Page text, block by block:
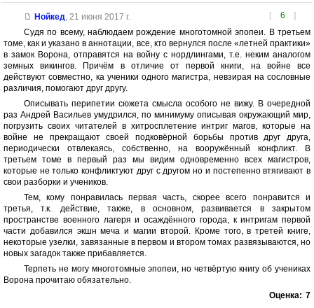
[ 6 ]
Нойкед 21 июня 2017 г.
Судя по всему, наблюдаем рождение многотомной эпопеи. В третьем
томе, как и указано в аннотации, все, кто вернулся после «летней практики»
в замок Ворона, отправятся на войну с нордлингами, т.е. неким аналогом
земных викингов. Причём в отличие от первой книги, на войне все
действуют совместно, ка ученики одного магистра, невзирая на сословные
различия, помогают друг другу.
Описывать перипетии сюжета смысла особого не вижу. В очередной
раз Андрей Васильев умудрился, по минимуму описывая окружающий мир,
погрузить своих читателей в хитросплетение интриг магов, которые на
войне не прекращают своей подковёрной борьбы против друг друга,
периодически отвлекаясь, собственно, на вооружённый конфликт. В
третьем томе в первый раз мы видим одновременно всех магистров,
которые не только конфликтуют друг с другом но и постепенно втягивают в
свои разборки и учеников.
Тем, кому понравилась первая часть, скорее всего понравится и
третья, т.к. действие, также, в основном, развивается в закрытом
пространстве военного лагеря и осаждённого города, к интригам первой
части добавился экшн меча и магии второй. Кроме того, в третей книге,
некоторые узелки, завязанные в первом и втором томах развязываются, но
новых загадок также прибавляется.
Терпеть не могу многотомные эпопеи, но четвёртую книгу об учениках
Ворона прочитаю обязательно.
Оценка: 7